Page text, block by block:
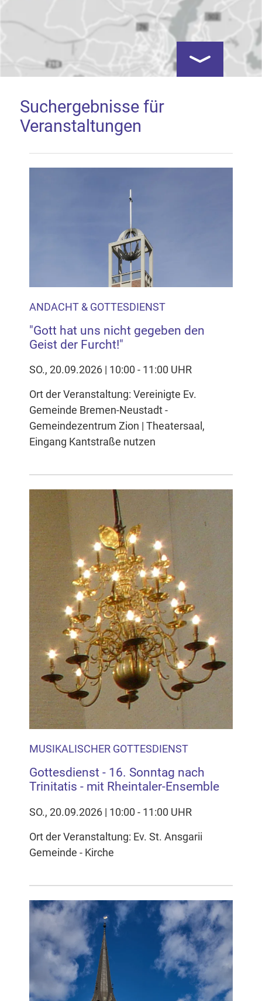
Google Map laden
Mit dem Laden der Karte akzeptieren Sie, dass die
Reichweitenmessung und profilbasierter Werbung.
zur Datenschutzerklärung
Hier können Sie Ihre Cookie-
Kartenansicht
Suchergebnisse für
Veranstaltungen
ANDACHT & GOTTESDIENST
"Gott hat uns nicht gegeben den
Geist der Furcht!"
SO., 20.09.2026 | 10:00 - 11:00 UHR
Ort der Veranstaltung: Vereinigte Ev.
Gemeinde Bremen-Neustadt -
Gemeindezentrum Zion | Theatersaal,
Eingang Kantstraße nutzen
MUSIKALISCHER GOTTESDIENST
Gottesdienst - 16. Sonntag nach
Trinitatis - mit Rheintaler-Ensemble
SO., 20.09.2026 | 10:00 - 11:00 UHR
Ort der Veranstaltung: Ev. St. Ansgarii
Gemeinde - Kirche